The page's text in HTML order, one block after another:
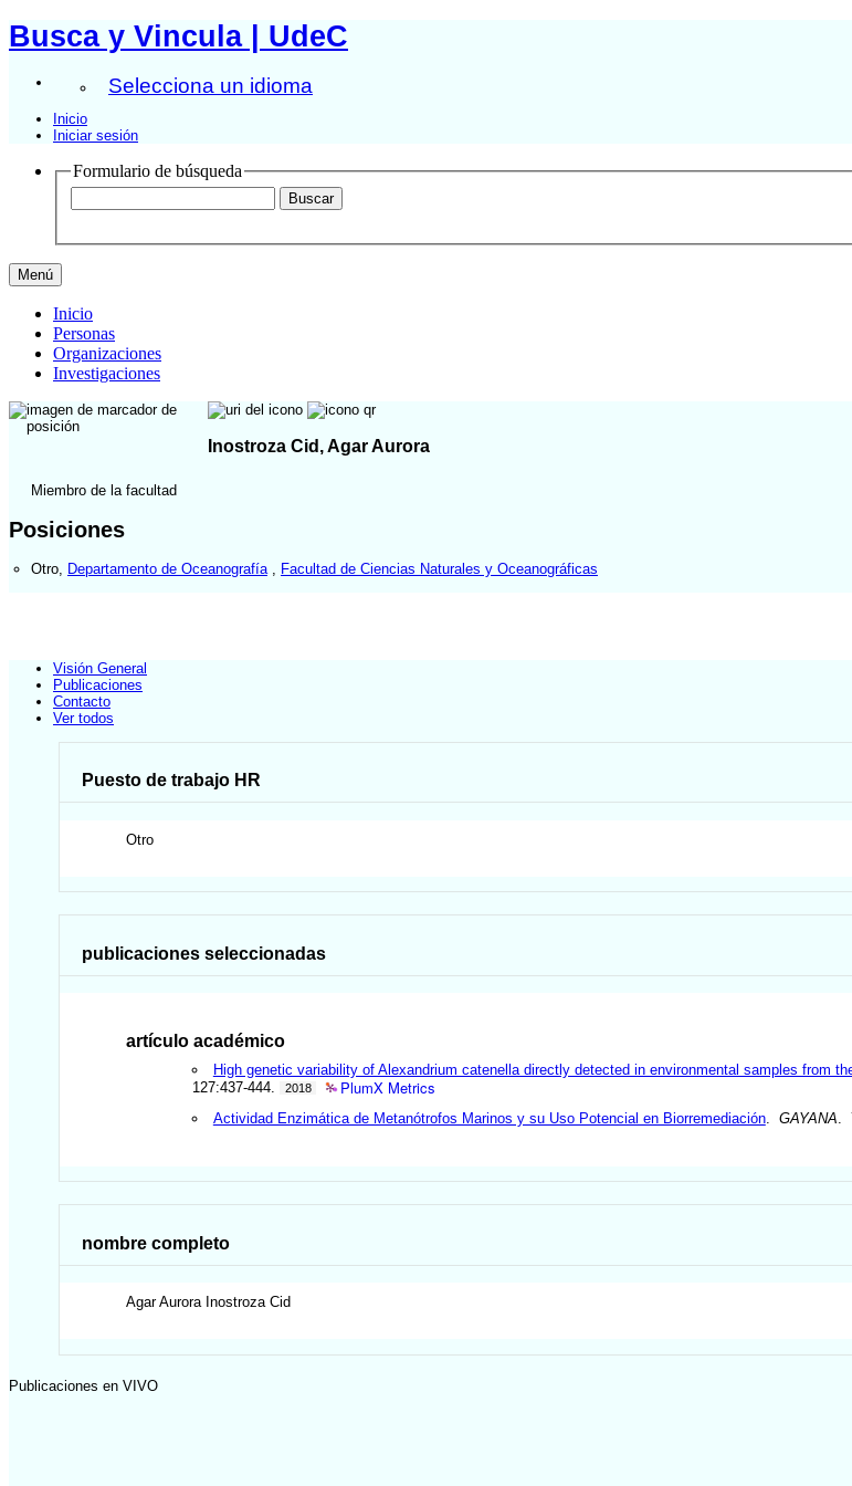
Busca y Vincula | UdeC
Selecciona un idioma
Inicio
Iniciar sesión
Formulario de búsqueda
Menú
Inicio
Personas
Organizaciones
Investigaciones
Inostroza Cid, Agar Aurora
Miembro de la facultad
Posiciones
Otro Departamento de Oceanografía Facultad de Ciencias Naturales y Oceanográficas
Visión General
Publicaciones
Contacto
Ver todos
Puesto de trabajo HR
Otro
publicaciones seleccionadas
artículo académico
High genetic variability of Alexandrium catenella directly detected in environmental samples from
127:437-444.
2018 PlumX Metrics
Actividad Enzimática de Metanótrofos Marinos y su Uso Potencial en Biorremediación. GAYANA .
nombre completo
Agar Aurora Inostroza Cid
Publicaciones en VIVO